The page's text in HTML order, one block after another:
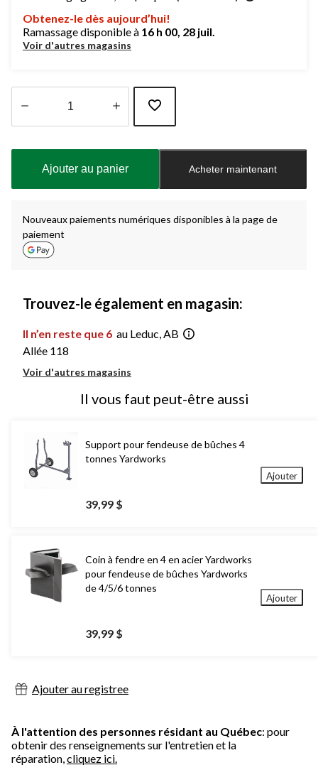
Obtenez-le dès aujourd’hui!
Ramassage disponible à 16 h 00, 28 juil.
Voir d'autres magasins
à
Ajouter au panier Acheter maintenant
Nouveaux paiements numériques disponibles à la page de
paiement
Trouvez-le également en magasin:
Il n’en reste que 6 au Leduc, AB
Allée 118
Voir d'autres magasins
Il vous faut peut-être aussi
Support pour fendeuse de bûches 4
tonnes Yardworks
39,99 $
Ajouter
Coin à fendre en 4 en acier Yardworks
pour fendeuse de bûches Yardworks
de 4/5/6 tonnes
39,99 $
Ajouter
Ajouter au registree
À l'attention des personnes résidant au Québec: pour
obtenir des renseignements sur l'entretien et la
réparation,cliquez ici.